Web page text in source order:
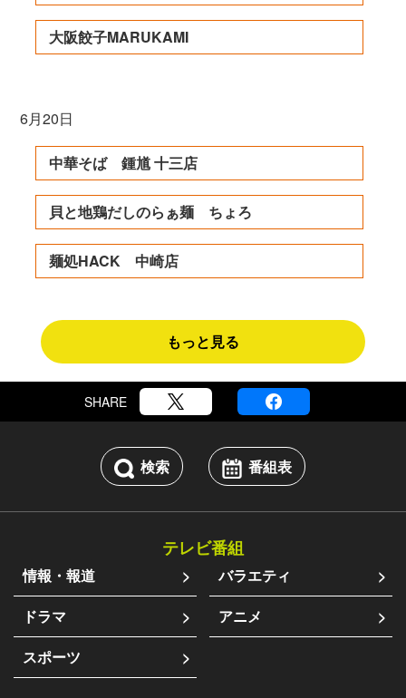
大阪餃子MARUKAMI
6月20日
中華そば 鍾馗 十三店
貝と地鶏だしのらぁ麺 ちょろ
麺処HACK 中崎店
もっと見る
SHARE
検索 番組表
テレビ番組
情報・報道
バラエティ
ドラマ
アニメ
スポーツ